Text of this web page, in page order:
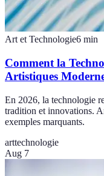
Art et Technologie6 min
Comment la
Artistiques
En 2026, la technologie
tradition et innovations.
exemples marquants.
arttechnologie
Aug 7